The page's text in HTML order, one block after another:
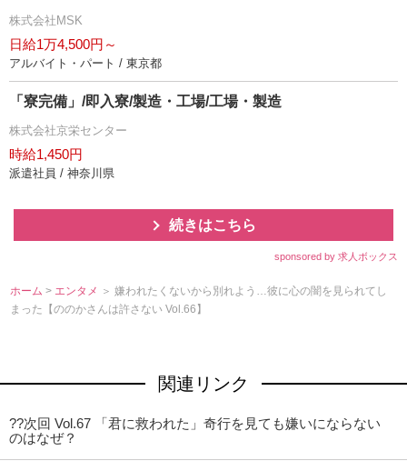
株式会社MSK
日給1万4,500円～
アルバイト・パート / 東京都
「寮完備」/即入寮/製造・工場/工場・製造
株式会社京栄センター
時給1,450円
派遣社員 / 神奈川県
続きはこちら
sponsored by 求人ボックス
ホーム > エンタメ ＞ 嫌われたくないから別れよう…彼に心の闇を見られてし
まった【ののかさんは許さない Vol.66】
関連リンク
??次回 Vol.67 「君に救われた」奇行を見ても嫌いにならない
のはなぜ？